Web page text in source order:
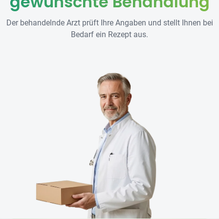
Der behandelnde Arzt prüft Ihre Angaben und stellt Ihnen bei
Bedarf ein Rezept aus.